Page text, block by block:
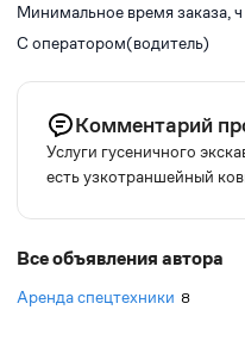
Минимальное время заказа, ч
С оператором(водитель)
Комментарий
Услуги гусеничного
есть узкотраншейный
Все объявления автора
Аренда спецтехники 8